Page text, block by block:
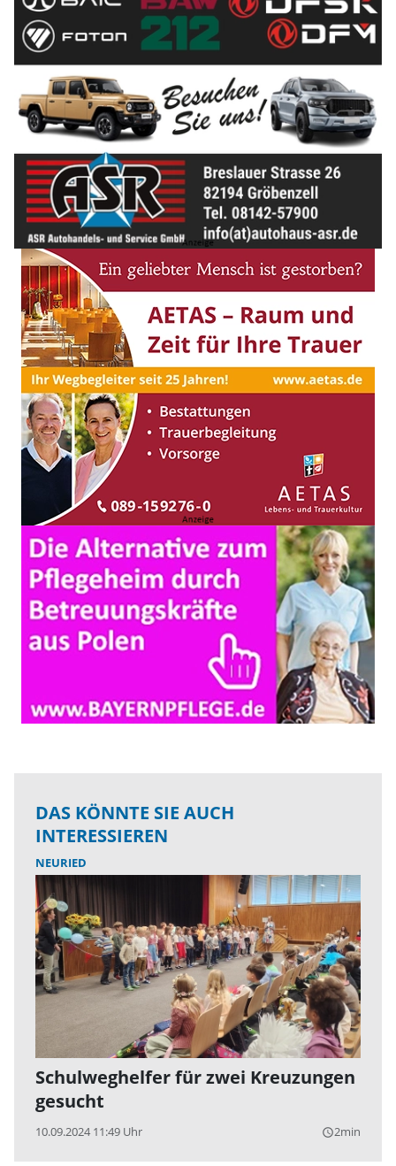
DAS KÖNNTE SIE AUCH
INTERESSIEREN
NEURIED
Schulweghelfer für zwei Kreuzungen
gesucht
10.09.2024 11:49 Uhr query_builder2min